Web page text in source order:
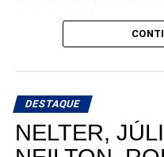
DESTAQUE
NELTER,